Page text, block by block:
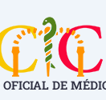
DE